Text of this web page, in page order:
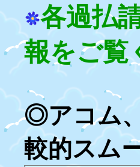
各過払
報をご覧
◎アコム
較的スム